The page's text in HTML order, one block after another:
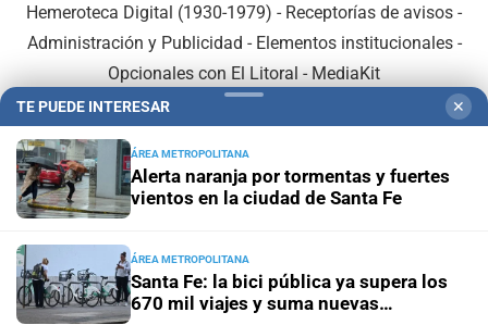
Hemeroteca Digital (1930-1979) - Receptorías de avisos -
Administración y Publicidad - Elementos institucionales-
Opcionales con El Litoral - MediaKit
En Asociación con:
TE PUEDE INTERESAR ✕
ÁREA METROPOLITANA
Alerta naranja por tormentas y fuertes
vientos en la ciudad de Santa Fe
ÁREA METROPOLITANA
Santa Fe: la bici pública ya supera los
670 mil viajes y suma nuevas